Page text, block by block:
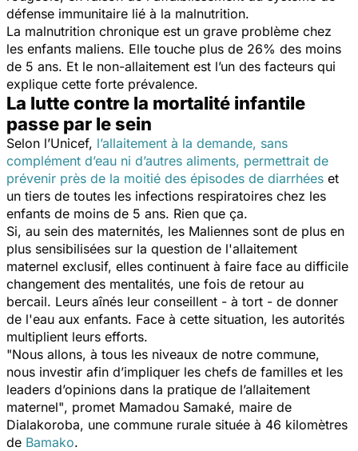
défense immunitaire lié à la malnutrition.
La malnutrition chronique est un grave problème chez
les enfants maliens. Elle touche plus de 26% des moins
de 5 ans. Et le non-allaitement est l’un des facteurs qui
explique cette forte prévalence.
La lutte contre la mortalité infantile
passe par le sein
Selon l’Unicef, l’allaitement à la demande, sans
complément d’eau ni d’autres aliments, permettrait de
prévenir près de la moitié des épisodes de diarrhées et
un tiers de toutes les infections respiratoires chez les
enfants de moins de 5 ans. Rien que ça.
Si, au sein des maternités, les Maliennes sont de plus en
plus sensibilisées sur la question de l'allaitement
maternel exclusif, elles continuent à faire face au difficile
changement des mentalités, une fois de retour au
bercail. Leurs aînés leur conseillent - à tort - de donner
de l'eau aux enfants. Face à cette situation, les autorités
multiplient leurs efforts.
"Nous allons, à tous les niveaux de notre commune,
nous investir afin d’impliquer les chefs de familles et les
leaders d’opinions dans la pratique de l’allaitement
maternel", promet Mamadou Samaké, maire de
Dialakoroba, une commune rurale située à 46 kilomètres
de Bamako.